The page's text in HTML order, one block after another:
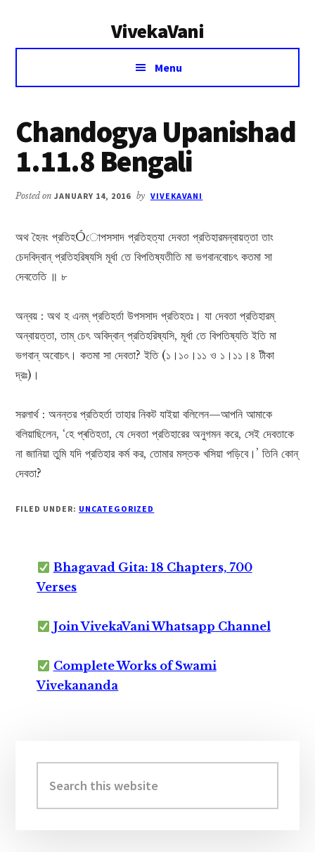
VivekaVani
Voice
Vivekananda
Menu
Chandogya Upanishad
1.11.8 Bengali
Posted onJANUARY 14, 2016 by VIVEKAVANI
অথ হৈনং প্রতিহÓোপসসাদ প্রতিহত্যা দেবতা প্রতিহারমন্বায়ত্তা তাং
চেদবিদ্বান্ প্রতিহরিষ্যসি মূর্ধা তে বিপতিষ্যতীতি মা ভগবানবোচৎ কতমা সা
দেবতেতি ॥ ৮
অন্বয় : অথ হ এনম্ প্রতিহর্তা উপসসাদ প্রতিহতঃ। যা দেবতা প্রতিহারম্
অন্বায়ত্তা, তাম্ চেৎ অবিদ্বান্ প্রতিহরিষ্যসি, মূর্ধা তে বিপতিষ্যতি ইতি মা
ভগবান্ অবোচৎ। কতমা সা দেবতা? ইতি (১।১০।১১ ও ১।১১।৪ টীকা
দ্রঃ)।
সরলার্থ : অনন্তর প্রতিহর্তা তাহার নিকট যাইয়া বলিলেন—আপনি আমাকে
বলিয়াছিলেন, ‘হে প্ৰতিহতা, যে দেবতা প্রতিহারের অনুগমন করে, সেই দেবতাকে
না জানিয়া তুমি যদি প্রতিহার কর্ম কর, তোমার মস্তক খসিয়া পড়িবে।’ তিনি কোন্
দেবতা?
FILED UNDER: UNCATEGORIZED
Bhagavad Gita: 18 Chapters, 700
Verses
Join VivekaVani Whatsapp Channel
Complete Works of Swami
Vivekananda
Sidebar
this
website